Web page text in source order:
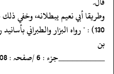
‏‏‏‏وطريقا أبي نعيم يبطلانه، وخفي ذلك
‏‏‏‏بن
‏‏‏‏__________جزء : 6 /صفحہ : 1108__________